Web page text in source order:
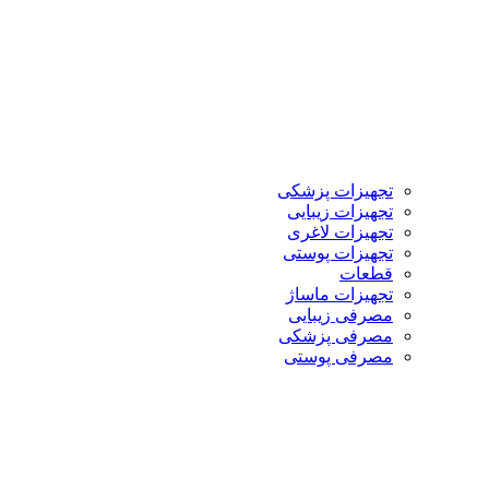
تجهیزات پزشکی
تجهیزات زیبایی
تجهیزات لاغری
تجهیزات پوستی
قطعات
تجهیزات ماساژ
مصرفی زیبایی
مصرفی پزشکی
مصرفی پوستی